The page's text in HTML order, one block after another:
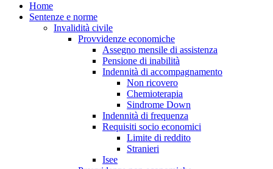
Home
Sentenze e norme
Invalidità civile
Provvidenze economiche
Assegno mensile di assistenza
Pensione di inabilità
Indennità di accompagnamento
Non ricovero
Chemioterapia
Sindrome Down
Indennità di frequenza
Requisiti socio economici
Limite di reddito
Stranieri
Isee